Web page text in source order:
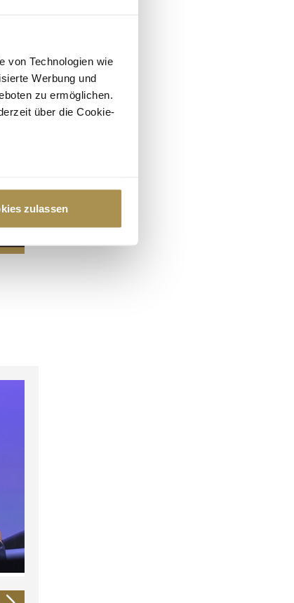
von Technologien wie
Werbung und
zu ermöglichen.
über die Cookie-
im
anbieten zu können
diese Informationen
Ihrer Nutzung
zulassen